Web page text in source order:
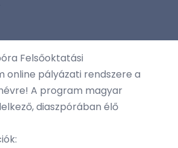
Felsőoktatási
online pályázati rendszere a
A program magyar
diaszpórában élő